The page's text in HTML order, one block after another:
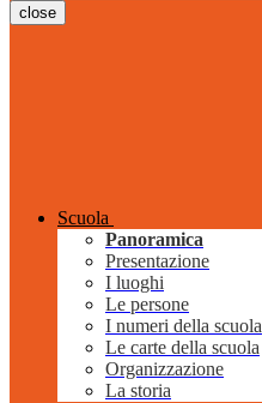
close
Scuola
Panoramica
Presentazione
I luoghi
Le persone
I numeri della scuola
Le carte della scuola
Organizzazione
La storia